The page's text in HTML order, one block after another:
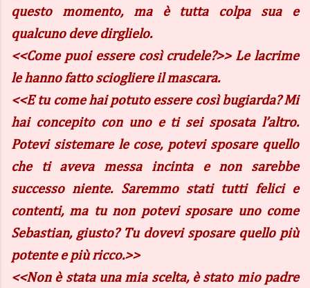
questo momento, ma è tutta colpa sua e
qualcuno deve dirglielo.
<<Come puoi essere così crudele?>> Le lacrime
le hanno fatto sciogliere il mascara.
<<E tu come hai potuto essere così bugiarda? Mi
hai concepito con uno e ti sei sposata l’altro.
Potevi sistemare le cose, potevi sposare quello
che ti aveva messa incinta e non sarebbe
successo niente. Saremmo stati tutti felici e
contenti, ma tu non potevi sposare uno come
Sebastian, giusto? Tu dovevi sposare quello più
potente e più ricco.>>
<<Non è stata una mia scelta, è stato mio padre